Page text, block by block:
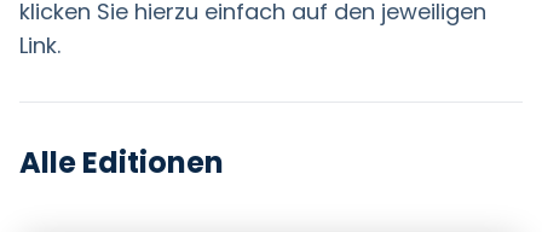
klicken Sie hierzu einfach auf den jeweiligen
Link.
Alle Editionen